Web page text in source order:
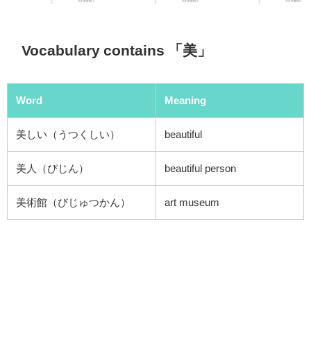
Vocabulary contains 「美」
Word Meaning
美しい（うつくしい） beautiful
美人（びじん） beautiful person
美術館（びじゅつかん） art museum